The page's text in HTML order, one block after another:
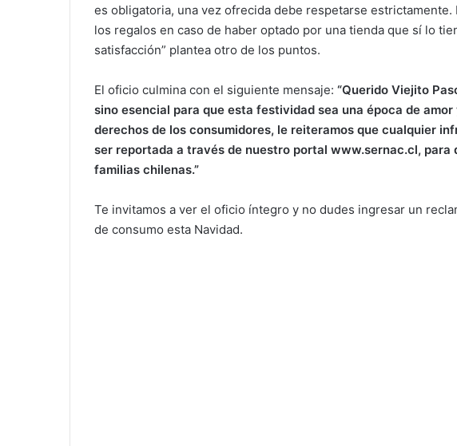
es obligatoria, una vez ofrecida debe respetarse
los regalos en caso de haber optado por una tienda que sí lo
satisfacción” plantea otro de los puntos.
El oficio culmina con el siguiente mensaje: “Querido Viejito
sino esencial para que esta festividad sea una época de
derechos de los consumidores, le reiteramos que cualquier
ser reportada a través de nuestro portal www.sernac.cl, para
familias chilenas.”
Te invitamos a ver el oficio íntegro y no dudes ingresar un
de consumo esta Navidad.